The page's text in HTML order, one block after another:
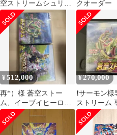
空ストリームシュリン
ク付き未開封 プロモ
カード付き
クオーダー
パクト 蒼空
ム 計4BOX
¥512,000
再*）様 蒼空ストー
ム、イーブイヒーロー
ズ未開封シュリンク付
きBOXセット
¥270,000
❗️サーモン様
ストリーム
購入厳禁